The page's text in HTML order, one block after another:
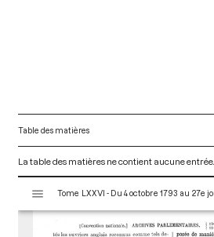
Table des matières
La table des matières ne contient aucune entrée.
s